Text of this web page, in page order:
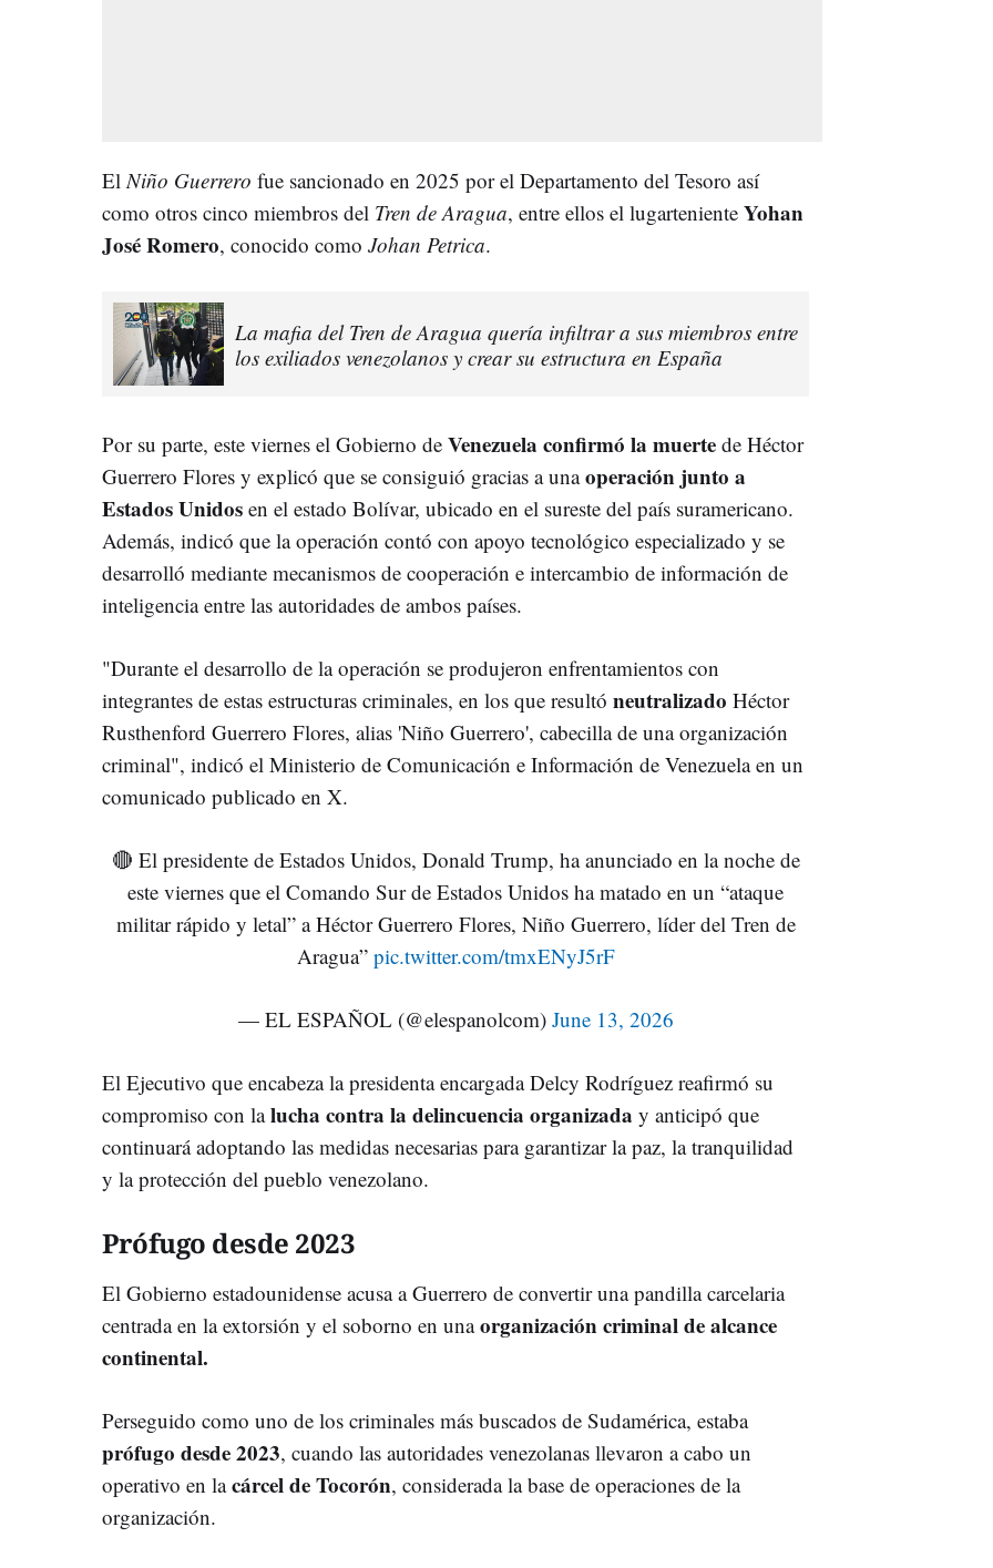
ElNiño Guerrero fue sancionado en 2025 por el Departamento del Tesoro así
como otros cinco miembros del Tren de Aragua, entre ellos el lugarteniente Yohan
José Romero, conocido como Johan Petrica.
La mafia del Tren de Aragua quería infiltrar a sus miembros entre
los exiliados venezolanos y crear su estructura en España
Por su parte, este viernes el Gobierno de Venezuela confirmó la muerte de Héctor
Guerrero Flores y explicó que se consiguió gracias a unaoperación junto a
Estados Unidos en el estado Bolívar, ubicado en el sureste del país suramericano.
Además, indicó que la operación contó con apoyo tecnológico especializado y se
desarrolló mediante mecanismos de cooperación e intercambio de información de
inteligencia entre las autoridades de ambos países.
"Durante el desarrollo de la operación se produjeron enfrentamientos con
integrantes de estas estructuras criminales, en los que resultó neutralizado Héctor
Rusthenford Guerrero Flores, alias 'Niño Guerrero', cabecilla de una organización
criminal", indicó el Ministerio de Comunicación e Información de Venezuela en un
comunicado publicado en X.
🔴 El presidente de Estados Unidos, Donald Trump, ha anunciado en la noche de
este viernes que el Comando Sur de Estados Unidos ha matado en un “ataque
militar rápido y letal” a Héctor Guerrero Flores, Niño Guerrero, líder del Tren de
Aragua” pic.twitter.com/tmxENyJ5rF
— EL ESPAÑOL (@elespanolcom) June 13, 2026
El Ejecutivo que encabeza la presidenta encargada Delcy Rodríguez reafirmó su
compromiso con lalucha contra la delincuencia organizada y anticipó que
continuará adoptando las medidas necesarias para garantizar la paz, la tranquilidad
y la protección del pueblo venezolano.
Prófugo desde 2023
El Gobierno estadounidense acusa a Guerrero de convertir una pandilla carcelaria
centrada en la extorsión y el soborno en unaorganización criminal de alcance
continental.
Perseguido como uno de los criminales más buscados de Sudamérica, estaba
prófugo desde 2023, cuando las autoridades venezolanas llevaron a cabo un
operativo en lacárcel de Tocorón, considerada la base de operaciones de la
organización.